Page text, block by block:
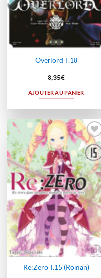
Overlord T.18
8,35€
AJOUTER AU PANIER
Ajouter
à la
wishlist
Re:Zero T.15 (Roman)